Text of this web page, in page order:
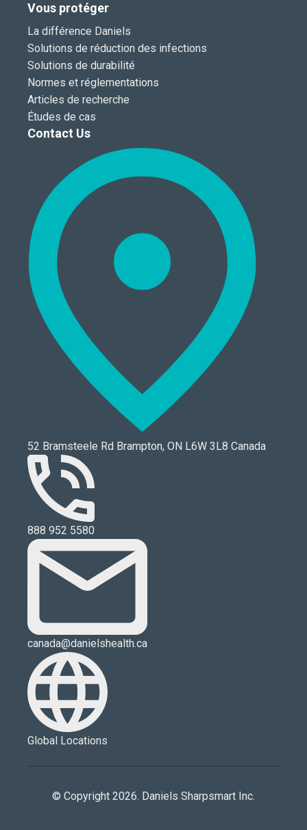
Vous protéger
La différence Daniels
Solutions de réduction des infections
Solutions de durabilité
Normes et réglementations
Articles de recherche
Études de cas
Contact Us
52 Bramsteele Rd Brampton, ON L6W 3L8 Canada
888 952 5580
canada@danielshealth.ca
Global Locations
© Copyright 2026. Daniels Sharpsmart Inc.